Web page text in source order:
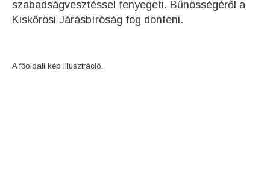
szabadságvesztéssel fenyegeti. Bűnösségéről a
Kiskőrösi Járásbíróság fog dönteni.
A főoldali kép illusztráció.